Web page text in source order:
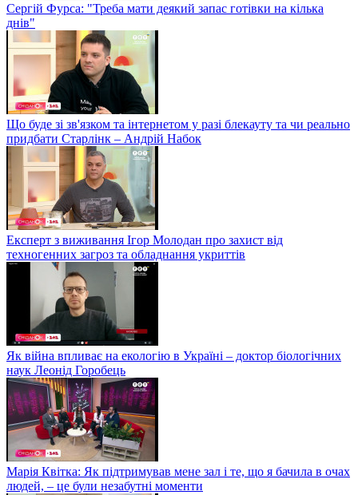
Сергій Фурса: "Треба мати деякий запас готівки на кілька
днів"
Що буде зі зв'язком та інтернетом у разі блекауту та чи реально
придбати Старлінк – Андрій Набок
Експерт з виживання Ігор Молодан про захист від
техногенних загроз та обладнання укриттів
Як війна впливає на екологію в Україні – доктор біологічних
наук Леонід Горобець
Марія Квітка: Як підтримував мене зал і те, що я бачила в очах
людей, – це були незабутні моменти